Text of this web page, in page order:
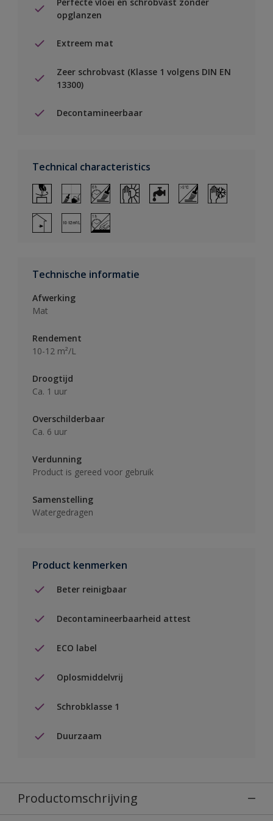
opglanzen
Extreem mat
Zeer schrobvast (Klasse 1 volgens DIN EN
13300)
Decontamineerbaar
Technical characteristics
Technische informatie
Afwerking
Mat
Rendement
10-12 m²/L
Droogtijd
Ca. 1 uur
Overschilderbaar
Ca. 6 uur
Verdunning
Product is gereed voor gebruik
Samenstelling
Watergedragen
Product kenmerken
Beter reinigbaar
Decontamineerbaarheid attest
ECO label
Oplosmiddelvrij
Schrobklasse 1
Duurzaam
Productomschrijving